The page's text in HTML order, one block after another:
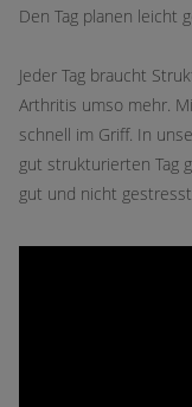
Den Tag planen leicht
Jeder Tag braucht
Arthritis umso mehr.
schnell im Griff. In
gut strukturierten Tag
gut und nicht